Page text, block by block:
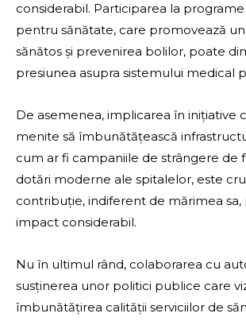
considerabil. Participarea la
pentru sănătate, care promovează un
sănătos și prevenirea bolilor, poate
presiunea asupra sistemului medical
De asemenea, implicarea în inițiative
menite să îmbunătățească
cum ar fi campaniile de strângere de
dotări moderne ale spitalelor, este
contribuție, indiferent de mărimea sa,
impact considerabil.
Nu în ultimul rând, colaborarea cu
susținerea unor politici publice care
îmbunătățirea calității serviciilor de